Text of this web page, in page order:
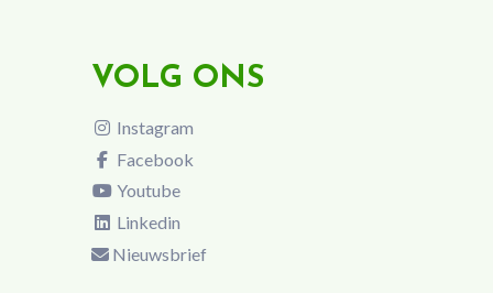
VOLG ONS
Instagram
Facebook
Youtube
Linkedin
Nieuwsbrief